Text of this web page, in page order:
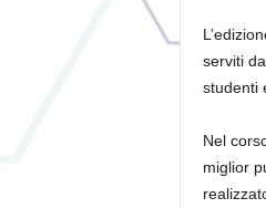
serviti
studenti
Nel
miglior